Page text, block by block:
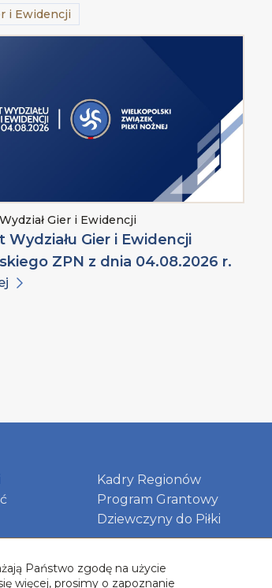
i Ewidencji
Gier i Ewidencji
Wydziału Gier i Ewidencji
ZPN z dnia 04.08.2026 r.
Kadry Regionów
Program Grantowy
Dziewczyny do Piłki
Państwo zgodę na użycie
więcej, prosimy o zapoznanie